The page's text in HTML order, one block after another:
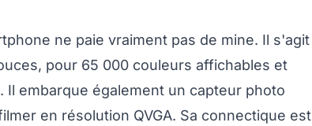
ne paie vraiment pas de mine. Il s'agit
pour 65 000 couleurs affichables et
embarque également un capteur photo
en résolution QVGA. Sa connectique est